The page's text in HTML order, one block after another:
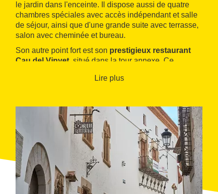
le jardin dans l'enceinte. Il dispose aussi de quatre
chambres spéciales avec accès indépendant et salle
de séjour, ainsi que d'une grande suite avec terrasse,
salon avec cheminée et bureau.
Son autre point fort est son prestigieux restaurant
Cau del Vinyet , situé dans la tour annexe. Ce
accueillant des maisons de villégiature d'antan. Sa
dorade au sel ou le rizsitgetà, ainsi que de nombreux
plats de viande et des desserts maison.
Lire plus